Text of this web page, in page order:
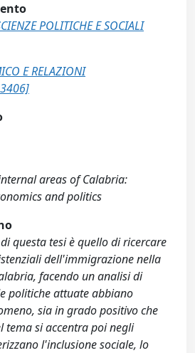
POLITICHE E SOCIALI
E RELAZIONI
areas of Calabria:
and politics
questa tesi è quello di ricercare
dell'immigrazione nella
facendo un analisi di
politiche attuate abbiano
sia in grado positivo che
tema si accentra poi negli
l'inclusione sociale, lo